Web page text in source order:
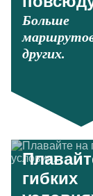
Больше
других.
гибких